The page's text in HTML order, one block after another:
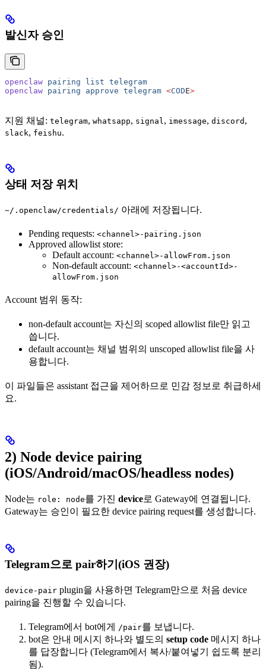
발신자 승인
openclaw pairing list telegram
openclaw pairing approve telegram <CODE>
지원 채널: telegram, whatsapp, signal, imessage, discord ,
slack, feishu.
상태 저장 위치
~/.openclaw/credentials/ 아래에 저장됩니다.
Pending requests: <channel>-pairing.json
Approved allowlist store:
Default account: <channel>-allowFrom.json
Non-default account: <channel>-<accountId>-
allowFrom.json
Account 범위 동작:
non-default account는 자신의 scoped allowlist file만 읽고
씁니다.
default account는 채널 범위의 unscoped allowlist file을 사
용합니다.
이 파일들은 assistant 접근을 제어하므로 민감 정보로 취급하세
요.
2) Node device pairing
(iOS/Android/macOS/headless nodes)
Node는 role: node를 가진 device로 Gateway에 연결됩니다.
Gateway는 승인이 필요한 device pairing request를 생성합니다.
Telegram으로 pair하기(iOS 권장)
device-pair plugin을 사용하면 Telegram만으로 처음 device
pairing을 진행할 수 있습니다.
Telegram에서 bot에게 /pair를 보냅니다.
bot은 안내 메시지 하나와 별도의 setup code 메시지 하나
를 답장합니다 (Telegram에서 복사/붙여넣기 쉽도록 분리
됨).